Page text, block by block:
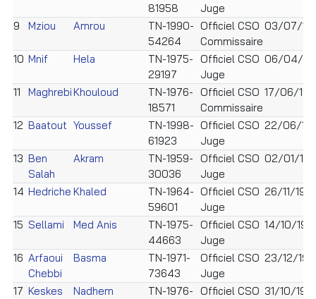
81958
Juge
9 Mziou Amrou
TN-1990-
54264
Officiel CSO
Commissaire
03/07/
10 Mnif Hela
TN-1975-
29197
Officiel CSO
Juge
06/04/
11 MaghrebiKhouloud
TN-1976-
18571
Officiel CSO
Commissaire
17/06/
12 Baatout Youssef
TN-1998-
61923
Officiel CSO
Juge
22/06/
13 Ben
Salah
Akram
TN-1959-
30036
Officiel CSO
Juge
02/01/
14 Hedriche Khaled
TN-1964-
59601
Officiel CSO
Juge
26/11/
15 Sellami Med Anis
TN-1975-
44663
Officiel CSO
Juge
14/10/
16 Arfaoui
Chebbi
Basma
TN-1971-
73643
Officiel CSO
Juge
23/12/
17 Keskes Nadhem
TN-1976- Officiel CSO 31/10/